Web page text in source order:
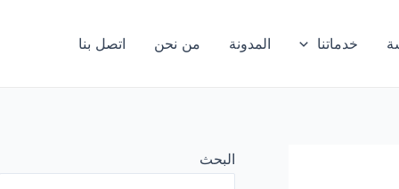
خدماتنا المدونة من نحن اتصل بنا
البحث